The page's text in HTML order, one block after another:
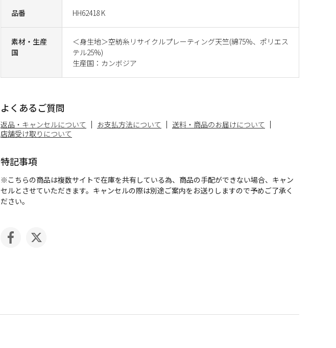
品番 HH62418 K
素材・生産
国
＜身生地＞空紡糸リサイクルプレーティング天竺(綿75%、ポリエス
テル25%)
生産国：カンボジア
よくあるご質問
返品・キャンセルについて お支払方法について
送料・商品のお届けについて
店舗受け取りについて
特記事項
※こちらの商品は複数サイトで在庫を共有している為、商品の手配ができない場合、キャン
セルとさせていただきます。キャンセルの際は別途ご案内をお送りしますので予めご了承く
ださい。